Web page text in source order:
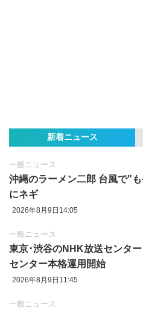
新着ニュース
一般ニュース
沖縄のラーメン二郎 台風で"
にネギ
2026年8月9日14:05
一般ニュース
東京‪･‬渋谷のNHK放送センタ
センター本格運用開始
2026年8月9日11:45
一般ニュース